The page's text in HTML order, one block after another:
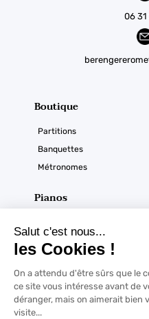
06 31
Boutique
Partitions
Banquettes
Métronomes
Pianos
Acoustiques
Numériques
Ouverture du magasin
Horaires :